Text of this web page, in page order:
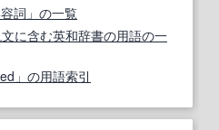
詞」の一覧
に含む英和辞書の用語の一
」の用語索引